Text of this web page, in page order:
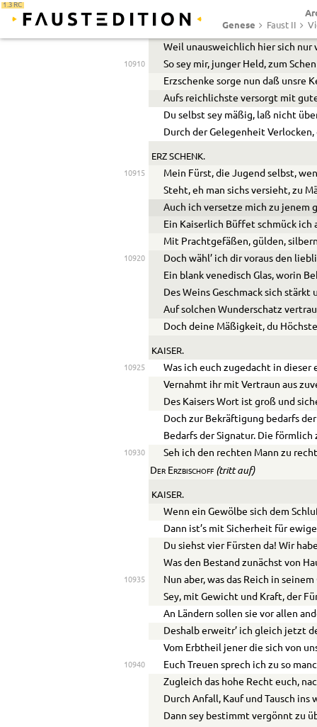
1.3 RC
Genese
Faust II
KAISER
Weil unausweichlich hier sich nur
10910
So sey mir, junger Held, zum
Erzschenke sorge nun daß unsre
Aufs reichlichste versorgt mit
Du selbst sey mäßig, laß nicht
Durch der Gelegenheit
ERZ SCHENK.
10915
Mein Fürst, die Jugend selbst,
Steht, eh man sichs versieht, zu
Auch ich versetze mich zu jenem
Ein Kaiserlich Büffet schmück ich
Mit Prachtgefäßen, gülden,
10920
Doch wähl’ ich dir voraus den
Ein blank venedisch Glas, worin
Des Weins Geschmack sich
Auf solchen Wunderschatz
Doch deine Mäßigkeit, du
KAISER.
10925
Was ich euch zugedacht in dieser
Vernahmt ihr mit Vertraun aus
Des Kaisers Wort ist groß und
Doch zur Bekräftigung bedarfs
Bedarfs der Signatur. Die förmlich
10930
Seh ich den rechten Mann zu
Der Erzbischoff(tritt auf)
KAISER.
Wenn ein Gewölbe sich dem
Dann ist’s mit Sicherheit für
Du siehst vier Fürsten da! Wir
Was den Bestand zunächst von
10935
Nun aber, was das Reich in
Sey, mit Gewicht und Kraft, der
An Ländern sollen sie vor allen
Deshalb erweitr’ ich gleich jetzt
Vom Erbtheil jener die sich von
10940
Euch Treuen sprech ich zu so
Zugleich das hohe Recht euch,
Durch Anfall, Kauf und Tausch
Dann sey bestimmt vergönnt zu